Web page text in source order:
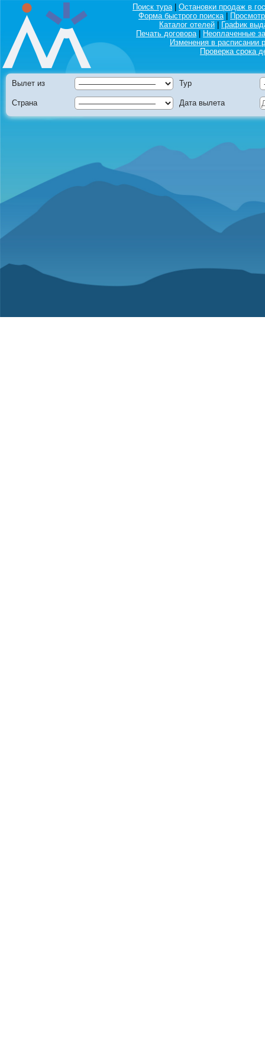
Поиск тура|
Остановки продаж в
Форма быстрого поиска|
Каталог отелей
График
Печать договора|
Неоплаченные
Изменения в расписании
Проверка срока
Вылет из Тур
Страна Дата вылета